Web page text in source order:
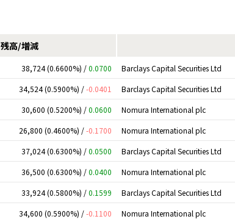
残高/増減
38,724 (0.6600%) /0.0700 Barclays Capital Securities Ltd
34,524 (0.5900%) /-0.0401 Barclays Capital Securities Ltd
30,600 (0.5200%) /0.0600 Nomura International plc
26,800 (0.4600%) /-0.1700 Nomura International plc
37,024 (0.6300%) /0.0500 Barclays Capital Securities Ltd
36,500 (0.6300%) /0.0400 Nomura International plc
33,924 (0.5800%) /0.1599 Barclays Capital Securities Ltd
34,600 (0.5900%) /-0.1100 Nomura International plc